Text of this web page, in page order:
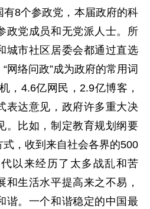
8个参政党，本届政府的科
政党成员和无党派人士。所
城市社区居委会都通过直选
网络问政”成为政府的常用词
，4.6亿网民，2.9亿博客，
表达意见，政府许多重大决
。比如，制定教育规划纲要
，收到来自社会各界的500
以来经历了太多战乱和苦
和生活水平提高来之不易，
谐。一个和谐稳定的中国最